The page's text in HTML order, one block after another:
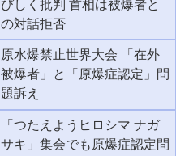
びしく批判 首相は被爆者と
の対話拒否
原水爆禁止世界大会 「在外
被爆者」と「原爆症認定」問
題訴え
「つたえようヒロシマ ナガ
サキ」集会でも原爆症認定問